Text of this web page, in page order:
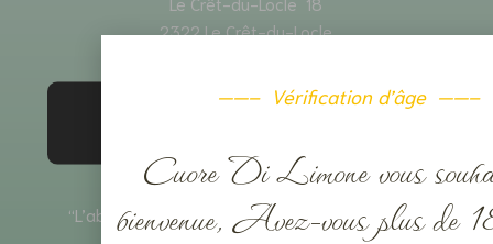
2322 Le Crêt-du-Locle
Cuore Di Limone
“L’abus d’alcool est dangereux pour la santé, à
——– Vérification d’âge ——–
Cuore Di Limone vous
bienvenue, Avez-vous plus de